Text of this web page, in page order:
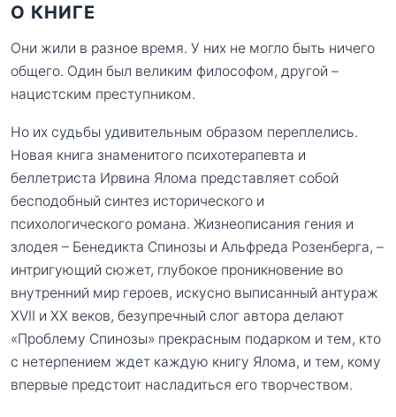
О КНИГЕ
Они жили в разное время. У них не могло быть ничего
общего. Один был великим философом, другой –
нацистским преступником.
Но их судьбы удивительным образом переплелись.
Новая книга знаменитого психотерапевта и
беллетриста Ирвина Ялома представляет собой
бесподобный синтез исторического и
психологического романа. Жизнеописания гения и
злодея – Бенедикта Спинозы и Альфреда Розенберга, –
интригующий сюжет, глубокое проникновение во
внутренний мир героев, искусно выписанный антураж
ХVII и ХХ веков, безупречный слог автора делают
«Проблему Спинозы» прекрасным подарком и тем, кто
с нетерпением ждет каждую книгу Ялома, и тем, кому
впервые предстоит насладиться его творчеством.